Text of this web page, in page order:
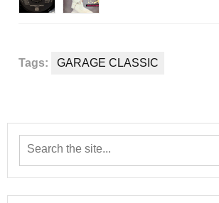
Tags: GARAGE CLASSIC